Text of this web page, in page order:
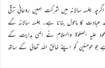
جلسہ سالانہ میں شرکت ہمیں روحانی ترقی
عبادت کا ماحول بنانا ہے۔ جلسہ سالانہ کے
علیہ الصلوٰۃ والسلام نے الٰہی ہدایت کے
جو مومنین کو اپنے خالق اللہ تعالیٰ کے ساتھ